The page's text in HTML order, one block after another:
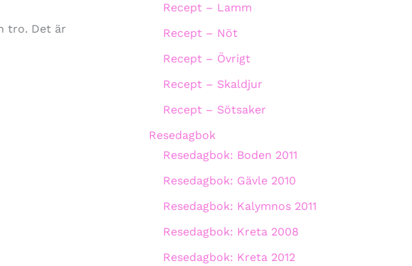
tro. Det är
Recept – Lamm
Recept – Nöt
Recept – Övrigt
Recept – Skaldjur
Recept – Sötsaker
Resedagbok
Resedagbok: Boden 2011
Resedagbok: Gävle 2010
Resedagbok: Kalymnos 2011
Resedagbok: Kreta 2008
Resedagbok: Kreta 2012